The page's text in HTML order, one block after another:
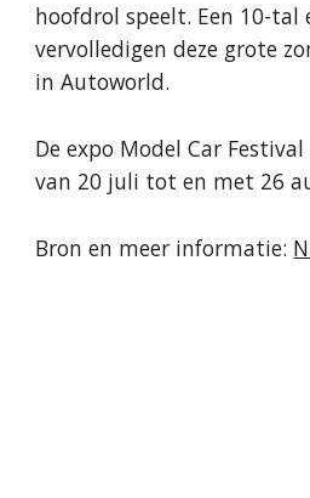
hoofdrol speelt. Een 10-tal
vervolledigen deze grote
in Autoworld.
De expo Model Car
van 20 juli tot en met 26
Bron en meer informatie: